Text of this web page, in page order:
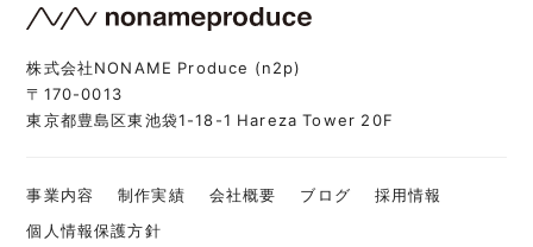
株式会社NONAME Produce (n2p)
〒170-0013
東京都豊島区東池袋1-18-1 Hareza Tower 20F
事業内容 制作実績 会社概要 ブログ
採用情報
個人情報保護方針